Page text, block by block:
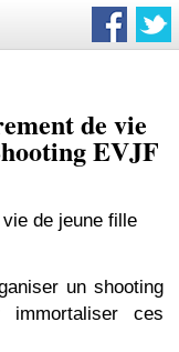
de vie
EVJF
de jeune fille
un shooting
ces